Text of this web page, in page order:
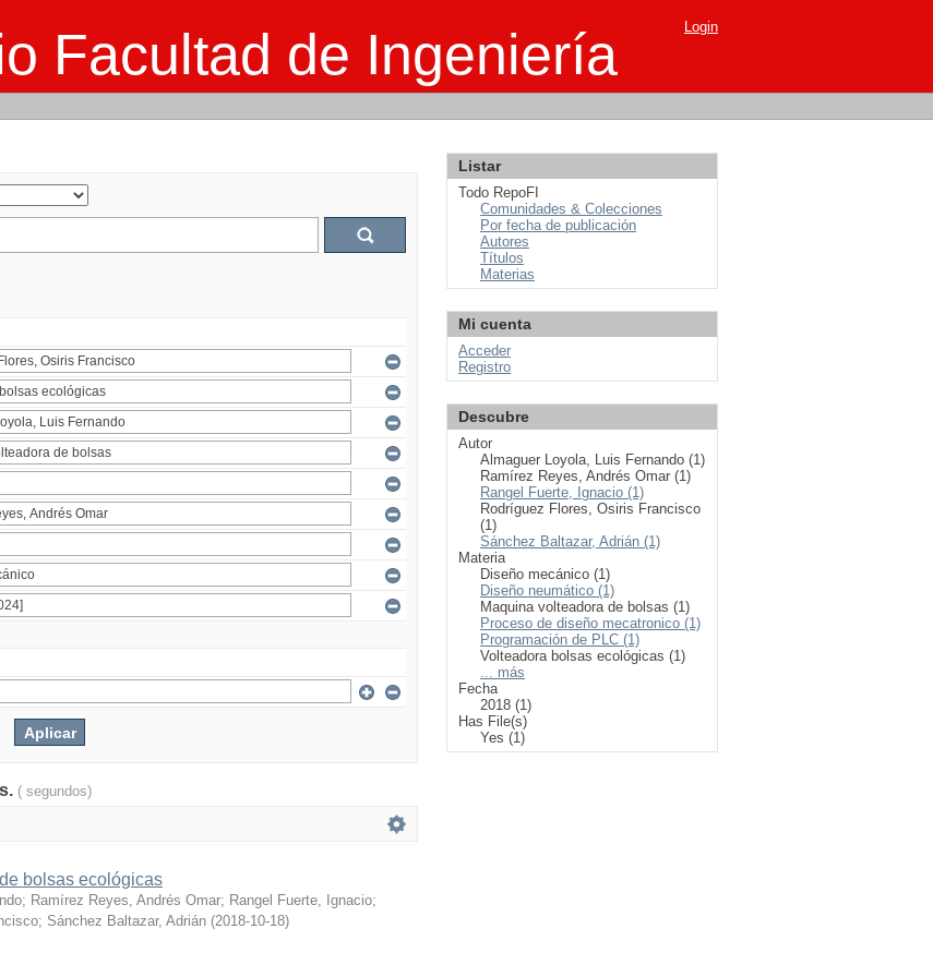
Facultad de Ingeniería Login
( segundos)
bolsas ecológicas
; Ramírez Reyes, Andrés Omar; Rangel Fuerte, Ignacio;
; Sánchez Baltazar, Adrián (2018-10-18)
Listar
Todo RepoFI
Comunidades & Colecciones
Por fecha de publicación
Autores
Títulos
Materias
Mi cuenta
Acceder
Registro
Descubre
Autor
Almaguer Loyola, Luis Fernando (1)
Ramírez Reyes, Andrés Omar (1)
Rangel Fuerte, Ignacio (1)
Rodríguez Flores, Osiris Francisco
(1)
Sánchez Baltazar, Adrián (1)
Materia
Diseño mecánico (1)
Diseño neumático (1)
Maquina volteadora de bolsas (1)
Proceso de diseño mecatronico (1)
Programación de PLC (1)
Volteadora bolsas ecológicas (1)
... más
Fecha
2018 (1)
Has File(s)
Yes (1)